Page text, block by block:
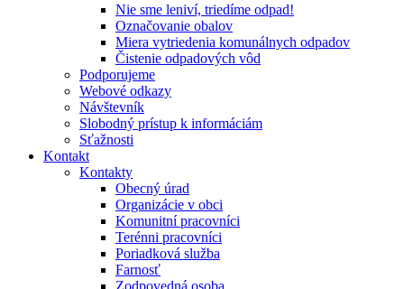
Nie sme leniví, triedíme odpad!
Označovanie obalov
Miera vytriedenia komunálnych odpadov
Čistenie odpadových vôd
Podporujeme
Webové odkazy
Návštevník
Slobodný prístup k informáciám
Sťažnosti
Kontakt
Kontakty
Obecný úrad
Organizácie v obci
Komunitní pracovníci
Terénni pracovníci
Poriadková služba
Farnosť
Zodpovedná osoba